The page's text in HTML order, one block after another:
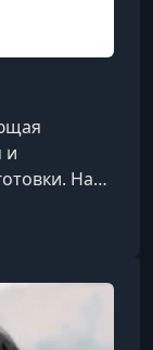
и
На
по
курсы,